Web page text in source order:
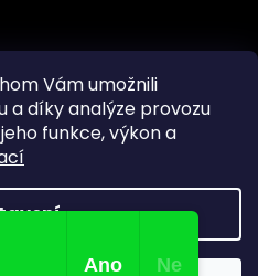
Vám umožnili
a díky analýze provozu
funkce, výkon a
Shoptet
Ano Ne